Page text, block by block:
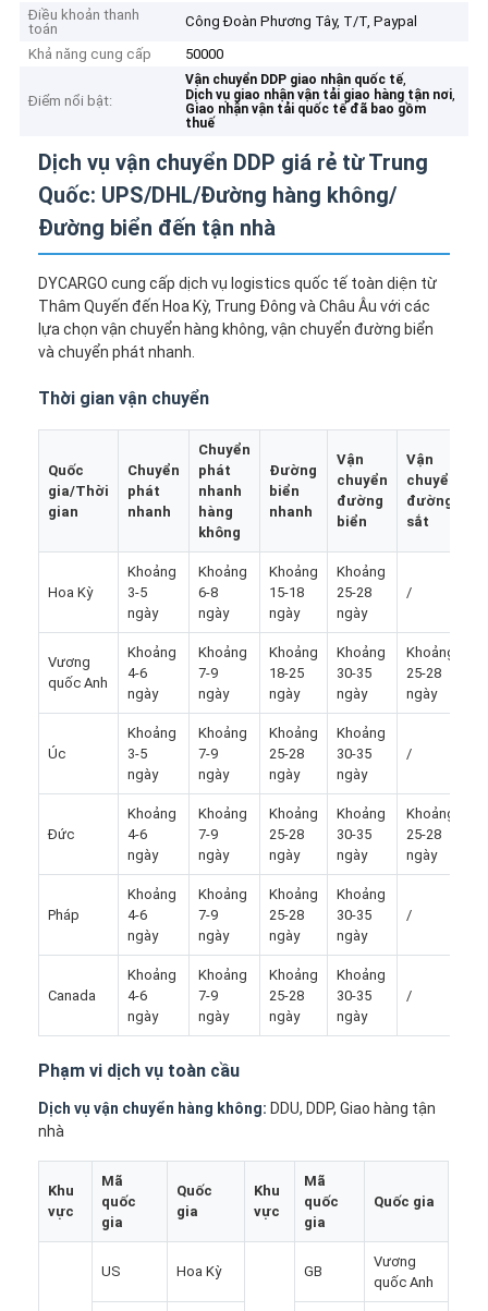
Điều khoản thanh
toán
Công Đoàn Phương Tây, T/T, Paypal
Khả năng cung cấp
50000
Điểm nổi bật:
Vận chuyển DDP giao nhận quốc tế,
Dịch vụ giao nhận vận tải giao hàng tận nơi,
Giao nhận vận tải quốc tế đã bao gồm
thuế
Dịch vụ vận chuyển DDP giá rẻ từ Trung
Quốc: UPS/DHL/Đường hàng không/
Đường biển đến tận nhà
DYCARGO cung cấp dịch vụ logistics quốc tế toàn diện từ
Thâm Quyến đến Hoa Kỳ, Trung Đông và Châu Âu với các
lựa chọn vận chuyển hàng không, vận chuyển đường biển
và chuyển phát nhanh.
Thời gian vận chuyển
Quốc
gia/Thời
gian
Chuyển
phát
nhanh
Chuyển
phát
nhanh
hàng
không
Đường
biển
nhanh
Vận
chuyển
đường
biển
Vận
chuyển
đường
sắt
Hoa Kỳ
Khoảng
3-5
ngày
Khoảng
6-8
ngày
Khoảng
15-18
ngày
Khoảng
25-28
ngày
/
Vương
quốc Anh
Khoảng
4-6
ngày
Khoảng
7-9
ngày
Khoảng
18-25
ngày
Khoảng
30-35
ngày
Khoảng
25-28
ngày
Úc
Khoảng
3-5
ngày
Khoảng
7-9
ngày
Khoảng
25-28
ngày
Khoảng
30-35
ngày
/
Đức
Khoảng
4-6
ngày
Khoảng
7-9
ngày
Khoảng
25-28
ngày
Khoảng
30-35
ngày
Khoảng
25-28
ngày
Pháp
Khoảng
4-6
ngày
Khoảng
7-9
ngày
Khoảng
25-28
ngày
Khoảng
30-35
ngày
/
Canada
Khoảng
4-6
ngày
Khoảng
7-9
ngày
Khoảng
25-28
ngày
Khoảng
30-35
ngày
/
Phạm vi dịch vụ toàn cầu
Dịch vụ vận chuyển hàng không: DDU, DDP, Giao hàng tận
nhà
Khu
vực
Mã
quốc
gia
Quốc
gia
Khu
vực
Mã
quốc
gia
Quốc gia
US Hoa Kỳ GB
Vương
quốc Anh